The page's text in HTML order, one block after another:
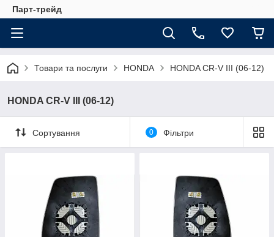
Парт-трейд
Товари та послуги HONDA HONDA CR-V III (06-12)
HONDA CR-V III (06-12)
Сортування 0 Фільтри